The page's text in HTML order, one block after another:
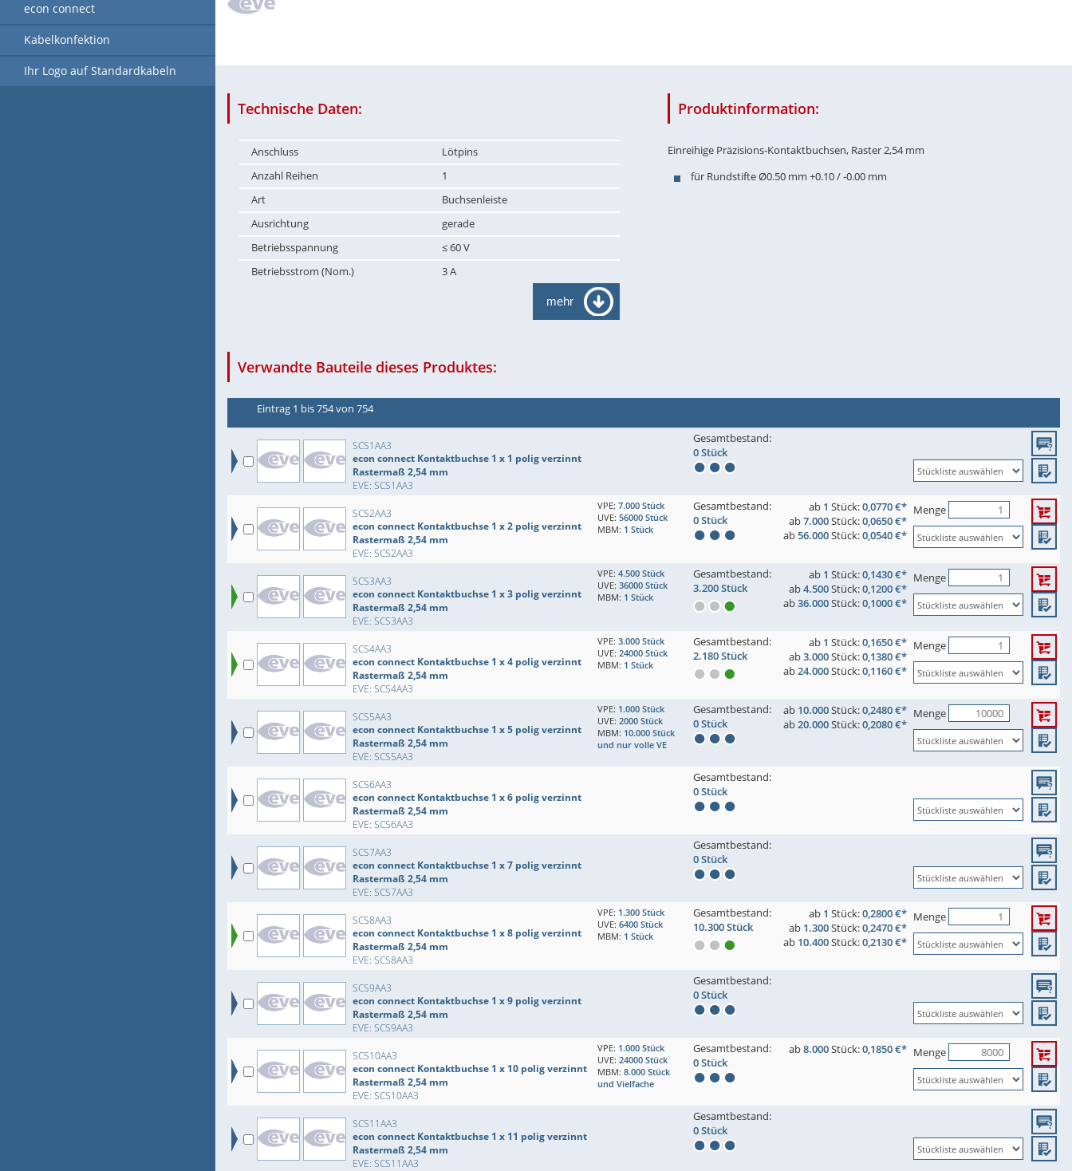
Technische Daten:
Anschluss
Lötpins
Anzahl Reihen
1
Art
Buchsenleiste
Ausrichtung
gerade
Betriebsspannung
≤ 60 V
Betriebsstrom (Nom.)
3 A
mehr
Produktinformation:
Einreihige Präzisions-Kontaktbuchsen, Raster 2,54 mm
für Rundstifte Ø0.50 mm +0.10 / -0.00 mm
Verwandte Bauteile dieses Produktes:
Eintrag 1 bis 754 von 754
SCS1AA3
econ connect Kontaktbuchse 1 x 1 polig verzinnt
Rastermaß 2,54 mm
EVE: SCS1AA3
Gesamtbestand:
0 Stück
SCS2AA3
econ connect Kontaktbuchse 1 x 2 polig verzinnt
Rastermaß 2,54 mm
EVE: SCS2AA3
VPE: 7.000 Stück
UVE: 56000 Stück
MBM: 1 Stück
Gesamtbestand:
0 Stück
ab 1 Stück:0,0770 €*
ab7.000Stück:0,0650 €*
ab56.000Stück:0,0540 €*
Menge
SCS3AA3
econ connect Kontaktbuchse 1 x 3 polig verzinnt
Rastermaß 2,54 mm
EVE: SCS3AA3
VPE: 4.500 Stück
UVE: 36000 Stück
MBM: 1 Stück
Gesamtbestand:
3.200 Stück
ab 1 Stück:0,1430 €*
ab4.500Stück:0,1200 €*
ab36.000Stück:0,1000 €*
Menge
SCS4AA3
econ connect Kontaktbuchse 1 x 4 polig verzinnt
Rastermaß 2,54 mm
EVE: SCS4AA3
VPE: 3.000 Stück
UVE: 24000 Stück
MBM: 1 Stück
Gesamtbestand:
2.180 Stück
ab 1 Stück:0,1650 €*
ab3.000Stück:0,1380 €*
ab24.000Stück:0,1160 €*
Menge
SCS5AA3
econ connect Kontaktbuchse 1 x 5 polig verzinnt
Rastermaß 2,54 mm
EVE: SCS5AA3
VPE: 1.000 Stück
UVE: 2000 Stück
MBM: 10.000 Stück
und nur volle VE
Gesamtbestand:
0 Stück
ab 10.000Stück:0,2480 €*
ab20.000Stück:0,2080 €*
Menge
SCS6AA3
econ connect Kontaktbuchse 1 x 6 polig verzinnt
Rastermaß 2,54 mm
EVE: SCS6AA3
Gesamtbestand:
0 Stück
SCS7AA3
econ connect Kontaktbuchse 1 x 7 polig verzinnt
Rastermaß 2,54 mm
EVE: SCS7AA3
Gesamtbestand:
0 Stück
SCS8AA3
econ connect Kontaktbuchse 1 x 8 polig verzinnt
Rastermaß 2,54 mm
EVE: SCS8AA3
VPE: 1.300 Stück
UVE: 6400 Stück
MBM: 1 Stück
Gesamtbestand:
10.300 Stück
ab 1 Stück:0,2800 €*
ab 1.300Stück:0,2470 €*
ab 10.400Stück:0,2130 €*
Menge
SCS9AA3
econ connect Kontaktbuchse 1 x 9 polig verzinnt
Rastermaß 2,54 mm
EVE: SCS9AA3
Gesamtbestand:
0 Stück
SCS10AA3
econ connect Kontaktbuchse 1 x 10 polig verzinnt
Rastermaß 2,54 mm
EVE: SCS10AA3
VPE: 1.000 Stück
UVE: 24000 Stück
MBM: 8.000 Stück
und Vielfache
Gesamtbestand:
0 Stück
ab8.000Stück:0,1850 €* Menge
SCS11AA3
econ connect Kontaktbuchse 1 x 11 polig verzinnt
Rastermaß 2,54 mm
EVE: SCS11AA3
Gesamtbestand:
0 Stück
econ connect
Kabelkonfektion
Ihr Logo auf Standardkabeln